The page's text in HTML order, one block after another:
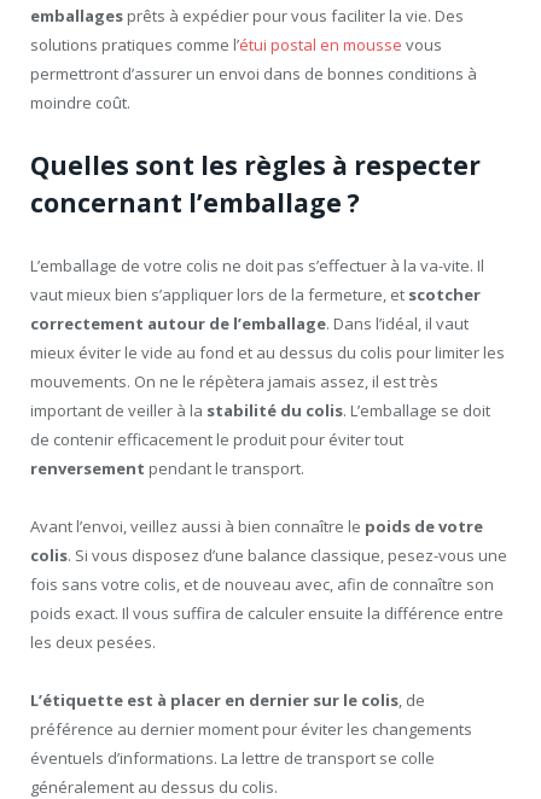
emballages prêts à expédier pour vous faciliter la vie. Des
solutions pratiques comme l’étui postal en mousse vous
permettront d’assurer un envoi dans de bonnes conditions à
moindre coût.
Quelles sont les règles à respecter
concernant l’emballage ?
L’emballage de votre colis ne doit pas s’effectuer à la va-vite. Il
vaut mieux bien s’appliquer lors de la fermeture, et scotcher
correctement autour de l’emballage. Dans l’idéal, il vaut
mieux éviter le vide au fond et au dessus du colis pour limiter les
mouvements. On ne le répètera jamais assez, il est très
important de veiller à la stabilité du colis. L’emballage se doit
de contenir efficacement le produit pour éviter tout
renversement pendant le transport.
Avant l’envoi, veillez aussi à bien connaître le poids de votre
colis. Si vous disposez d’une balance classique, pesez-vous une
fois sans votre colis, et de nouveau avec, afin de connaître son
poids exact. Il vous suffira de calculer ensuite la différence entre
les deux pesées.
L’étiquette est à placer en dernier sur le colis, de
préférence au dernier moment pour éviter les changements
éventuels d’informations. La lettre de transport se colle
généralement au dessus du colis.